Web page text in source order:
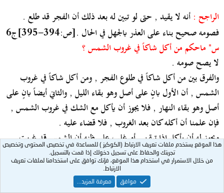
الراجح : أنه لا يقيد , حتى لو تبين له بعد ذلك أن الفجر قد طلع .
فصومه صحيح بناء على العذر بالجهل في الحال .[ص:394-395]ج6
س" ماحكم من أكل شاكاً في غروب الشمس ؟
لا يصح صومه .
والفرق بين من أكل شاكاً في طلوع الفجر , ومن أكل شاكاً في غروب
الشمس , أن الأول بانٍ على أصل وهو بقاء الليل , والثاني أيضاً بانٍ على
أصل وهو بقاء النهار , فلا يجوز أن يأكل مع الشك في غروب الشمس ,
فإن علمنا أن أكله كان بعد الغروب , فلا قضاء عليه .
ويجوز له أن يأكل إذا تيقن , أو غلب على ظنه أن الشمس قد غربت ,
حتى على المذهب إذا غلب على ظنه أن الشمس قد غربت , فله أن
يفطر ولا قضاء عليه ما لم يتبن أنها لم تغرب .
فإن تبين أنها لم تغرب فالصحيح أنه لا قضاء عليه , والمذهب أن عليه
هذا الموقع يستخدم ملفات تعريف الارتباط (الكوكيز ) للمساعدة في تخصيص المحتوى وتخصيص
تجربتك والحفاظ على تسجيل دخولك إذا قمت بالتسجيل.
من خلال الاستمرار في استخدام هذا الموقع، فإنك توافق على استخدامنا لملفات تعريف
الارتباط.
موافق
معرفة المزيد...